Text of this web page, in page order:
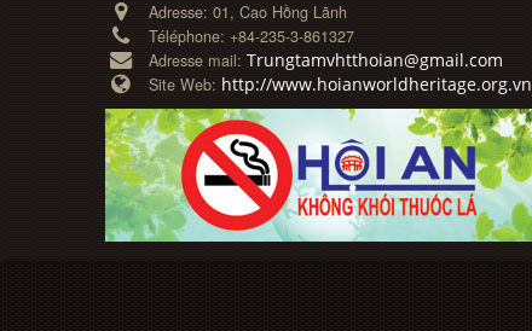
Adresse: 01, Cao Hồng Lãnh
Téléphone: +84-235-3-861327
Adresse mail: Trungtamvhtthoian@gmail.com
Site Web: http://www.hoianworldheritage.org.vn